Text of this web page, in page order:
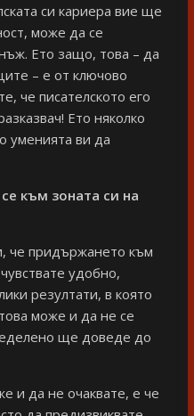
си кариера вие ще
може да се
Ето защо, това – да
– е от ключово
че писателското его
Ето няколко
уменията ви да
към зоната си на
че придържането към
удобно,
резултати, в която
може и да не се
ще доведе до
и да не очаквате, е че